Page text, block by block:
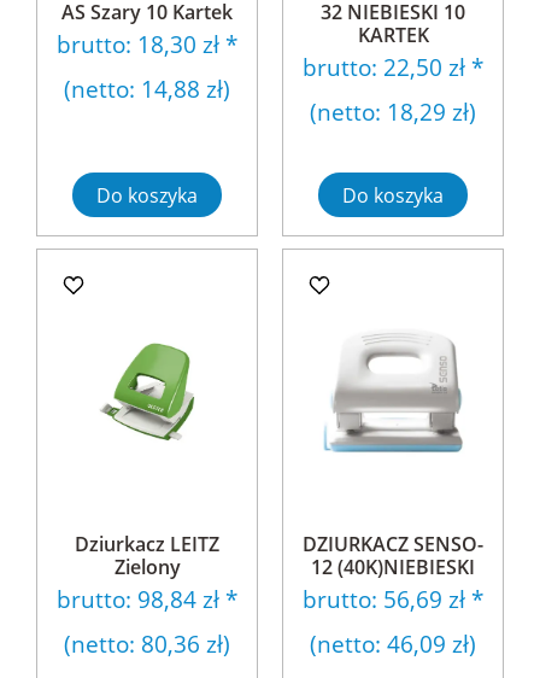
AS Szary 10 Kartek
brutto: 18,30 zł *
(netto: 14,88 zł)
Do koszyka
32 NIEBIESKI 10
KARTEK
brutto: 22,50 zł *
(netto: 18,29 zł)
Do koszyka
Dziurkacz LEITZ
Zielony
brutto: 98,84 zł *
(netto: 80,36 zł)
DZIURKACZ SENSO-
12 (40K)NIEBIESKI
brutto: 56,69 zł *
(netto: 46,09 zł)